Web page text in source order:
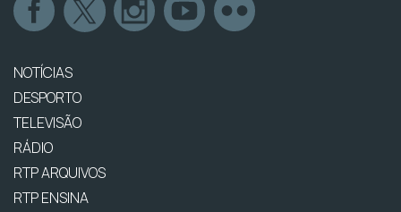
NOTÍCIAS
DESPORTO
TELEVISÃO
RÁDIO
RTP ARQUIVOS
RTP ENSINA